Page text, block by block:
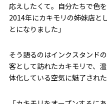
応えしたくて。自分たちで色
2014年にカキモリの姉妹店と
とになりました」
そう語るのはインクスタンド
客として訪れたカキモリで、
体化している空気に魅了された